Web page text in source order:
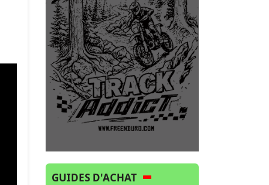
GUIDES D'ACHAT